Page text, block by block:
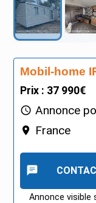
Mobil-home
Prix : 37 990€
Annonce
France
Annonce visible